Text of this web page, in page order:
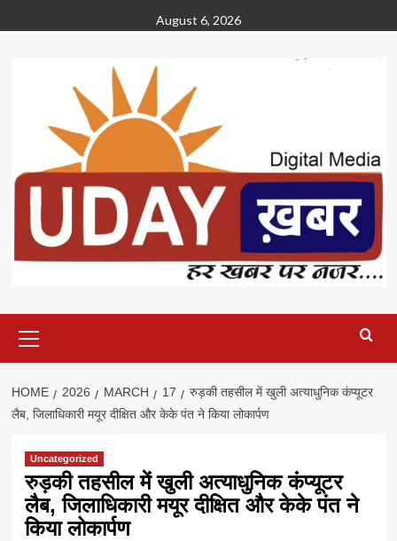
to
August 6, 2026
Menu
HOME 2026 MARCH 17
रुड़की तहसील में खुली अत्याधुनिक कंप्यूटर
लैब, जिलाधिकारी मयूर दीक्षित और केके पंत ने किया लोकार्पण
Uncategorized
रुड़की तहसील में खुली अत्याधुनिक कंप्यूटर
लैब, जिलाधिकारी मयूर दीक्षित और केके पंत ने
किया लोकार्पण